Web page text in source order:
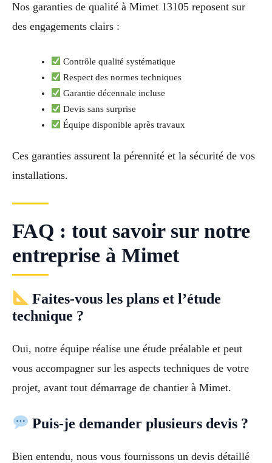
Nos garanties de qualité à Mimet 13105 reposent sur
des engagements clairs :
Contrôle qualité systématique
Respect des normes techniques
Garantie décennale incluse
Devis sans surprise
Équipe disponible après travaux
Ces garanties assurent la pérennité et la sécurité de vos
installations.
FAQ : tout savoir sur notre
entreprise à Mimet
Faites-vous les plans et l’étude
technique ?
Oui, notre équipe réalise une étude préalable et peut
vous accompagner sur les aspects techniques de votre
projet, avant tout démarrage de chantier à Mimet.
Puis-je demander plusieurs devis ?
Bien entendu, nous vous fournissons un devis détaillé